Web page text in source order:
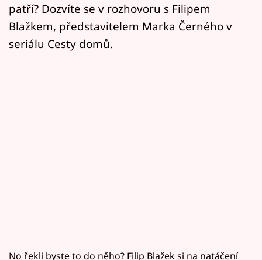
Přihlášení
patří? Dozvíte se v rozhovoru s Filipem
Blažkem, představitelem Marka Černého v
seriálu Cesty domů.
No řekli byste to do něho? Filip Blažek si na natáčení